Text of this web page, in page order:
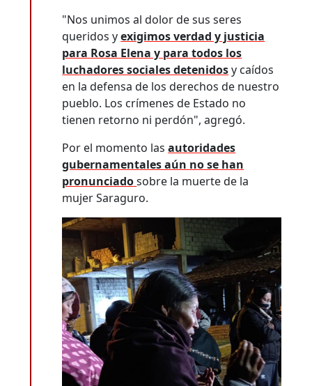
"Nos unimos al dolor de sus seres
queridos yexigimos verdad y justicia
para Rosa Elena y para todos los
luchadores sociales detenidosy caídos
en la defensa de los derechos de nuestro
pueblo. Los crímenes de Estado no
tienen retorno ni perdón", agregó.
Por el momento lasautoridades
gubernamentales aún no se han
pronunciadosobre la muerte de la
mujer Saraguro.